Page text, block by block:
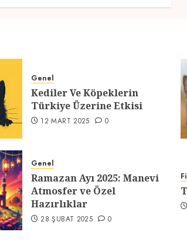
Genel
Kediler Ve Köpeklerin
Türkiye Üzerine Etkisi
12 MART 2025 0
Genel
Ramazan Ayı 2025: Manevi
Atmosfer ve Özel
Hazırlıklar
28 ŞUBAT 2025 0